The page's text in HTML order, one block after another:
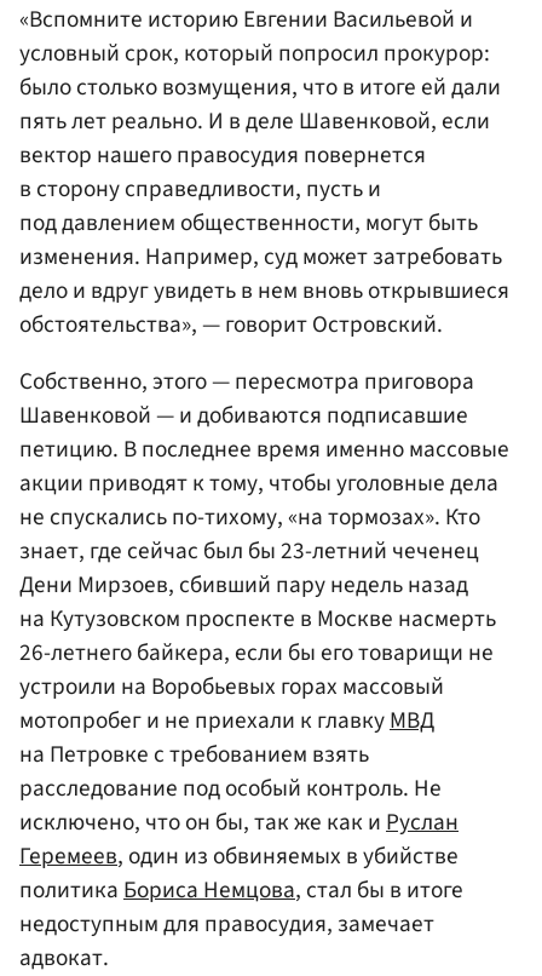
«Вспомните историюЕвгении Васильевой и
условный срок, который попросил прокурор:
было столько возмущения, что в итоге ей дали
пять лет реально. И в деле Шавенковой, если
вектор нашего правосудия повернется
в сторону справедливости, пусть и
под давлением общественности, могут быть
изменения. Например, суд может затребовать
дело и вдруг увидеть в нем вновь открывшиеся
обстоятельства», — говорит Островский.
Собственно, этого — пересмотра приговора
Шавенковой — и добиваются подписавшие
петицию. В последнее время именно массовые
акции приводят к тому, чтобы уголовные дела
не спускались по-тихому, «на тормозах». Кто
знает, где сейчас был бы 23-летний чеченец
Дени Мирзоев, сбивший пару недель назад
на Кутузовском проспекте в Москве насмерть
26-летнего байкера, если бы его товарищи не
устроили на Воробьевых горах массовый
мотопробег и не приехали к главкуМВД
на Петровке с требованием взять
расследование под особый контроль. Не
исключено, что он бы, так же как иРуслан
Геремеев, один из обвиняемых в убийстве
политикаБориса Немцова, стал бы в итоге
недоступным для правосудия, замечает
адвокат.